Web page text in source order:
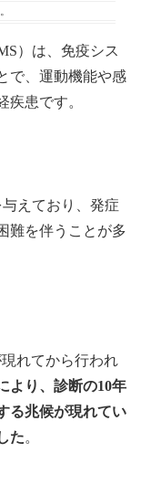
）は、免疫シス
で、運動機能や感
患です。
えており、発症
難を伴うことが多
れてから行われ
より、診断の10年
る兆候が現れてい
た。